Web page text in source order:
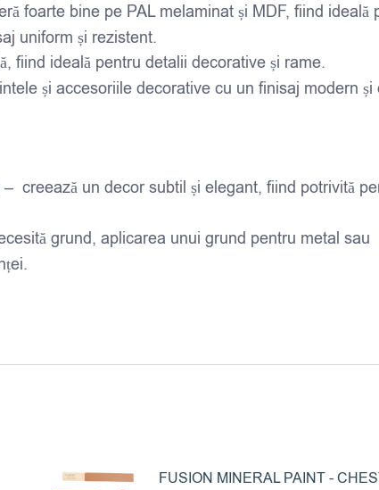
foarte bine pe PAL melaminat și MDF, fiind ideală
uniform și rezistent.
fiind ideală pentru detalii decorative și rame.
și accesoriile decorative cu un finisaj modern și
creează un decor subtil și elegant, fiind potrivită
grund, aplicarea unui grund pentru metal sau
FUSION MINERAL PAINT -